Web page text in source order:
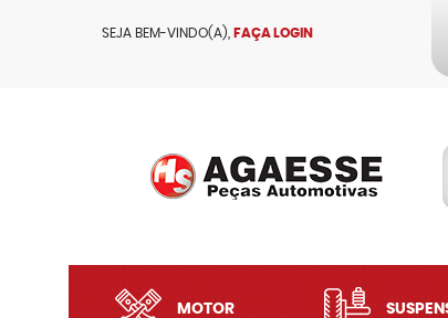
SEJA BEM-VINDO(A), FAÇA LOGIN
MOTOR